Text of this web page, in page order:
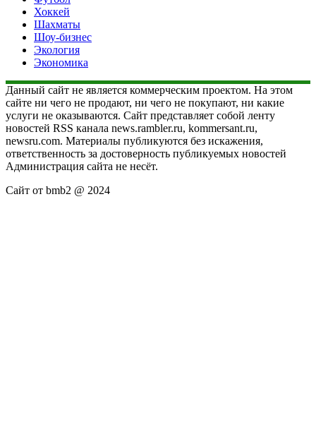
Хоккей
Шахматы
Шоу-бизнес
Экология
Экономика
Данный сайт не является коммерческим проектом. На этом
сайте ни чего не продают, ни чего не покупают, ни какие
услуги не оказываются. Сайт представляет собой ленту
новостей RSS канала news.rambler.ru, kommersant.ru,
newsru.com. Материалы публикуются без искажения,
ответственность за достоверность публикуемых новостей
Администрация сайта не несёт.
Сайт от bmb2 @ 2024